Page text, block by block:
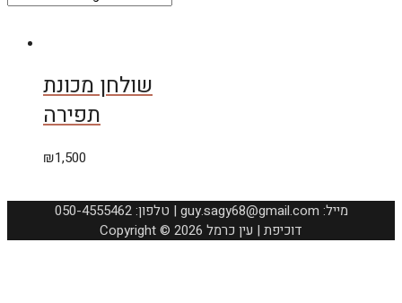
שולחן מכונת
תפירה
₪1,500
050-4555462 :טלפון | guy.sagy68@gmail.com :מייל
Copyright © 2026 דוכיפת | עין כרמל